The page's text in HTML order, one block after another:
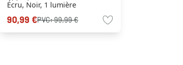
Écru, Noir, 1 lumière
90,99 €PVC:99,99 €